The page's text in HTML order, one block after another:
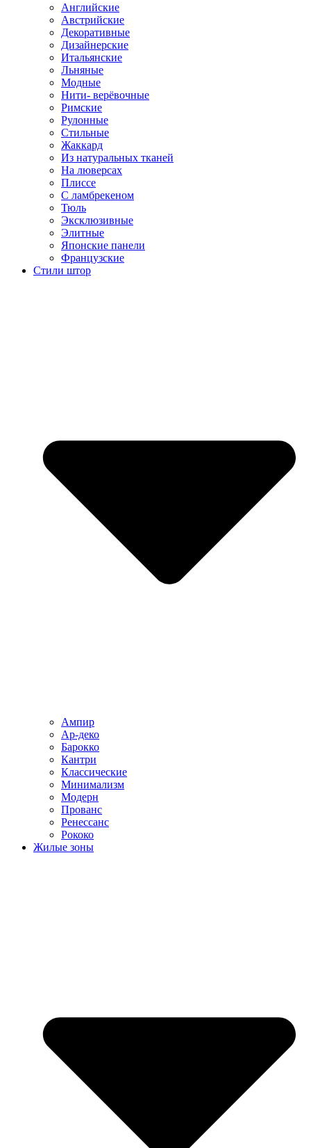
Английские
Австрийские
Декоративные
Дизайнерские
Итальянские
Льняные
Модные
Нити- верёвочные
Римские
Рулонные
Стильные
Жаккард
Из натуральных тканей
На люверсах
Плиссе
С ламбрекеном
Тюль
Эксклюзивные
Элитные
Японские панели
Французские
Стили штор
Ампир
Ар-деко
Барокко
Кантри
Классические
Минимализм
Модерн
Прованс
Ренессанс
Рококо
Жилые зоны